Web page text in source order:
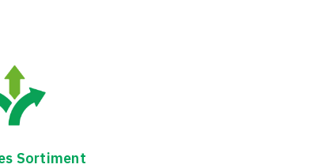
Sortiment